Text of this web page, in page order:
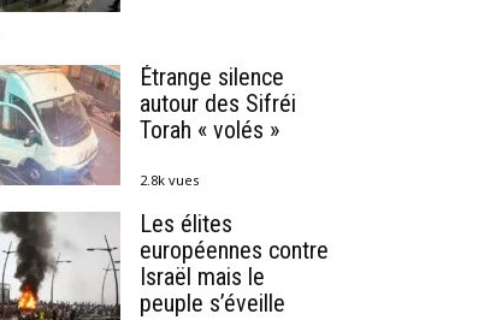
Étrange silence
autour des Sifréi
Torah « volés »
2.8k vues
Les élites
européennes contre
Israël mais le
peuple s’éveille